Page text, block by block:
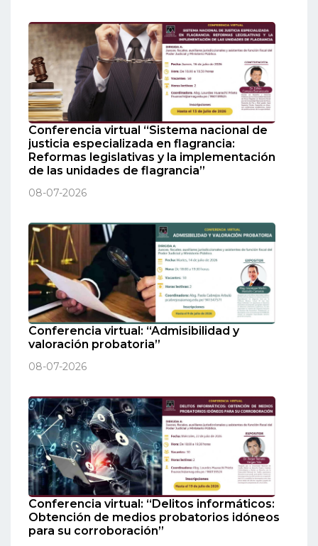
Conferencia virtual “Sistema nacional de
justicia especializada en flagrancia:
Reformas legislativas y la implementación
de las unidades de flagrancia”
08-07-2026
Conferencia virtual: “Admisibilidad y
valoración probatoria”
08-07-2026
Conferencia virtual: “Delitos informáticos:
Obtención de medios probatorios idóneos
para su corroboración”